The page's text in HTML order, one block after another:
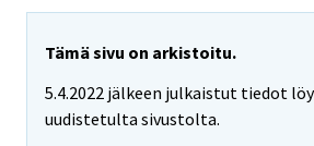
Tämä sivu on arkistoitu.
5.4.2022 jälkeen julkaistut tiedot
uudistetulta sivustolta.